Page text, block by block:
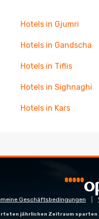
Hotels in Gjumri
Hotels in Gandscha
Hotels in Tiflis
Hotels in Sighnaghi
Hotels in Kars
Geschäftsbedingungen
jährlichen Zeitraum sparten